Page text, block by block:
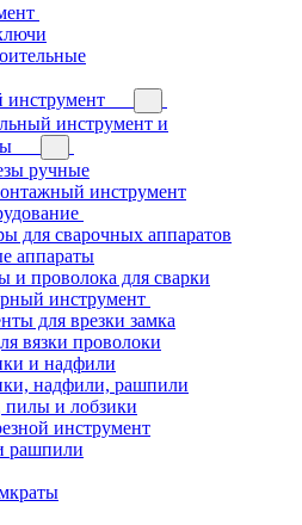
инструмент
инструмент и
ручные
инструмент
для сварочных аппаратов
аппараты
и проволока для сварки
инструмент
для врезки замка
вязки проволоки
и надфили
надфили, рашпили
и лобзики
инструмент
рашпили